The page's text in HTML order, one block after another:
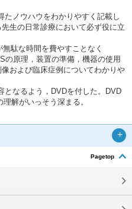
たノウハウをわかりやすく記載し
生の日常診療において必ず役に立
駄な時間を費やすことなく
の原理，装置の準備，機器の使用
および臨床症例についてわかりや
となるよう，DVDを付した。DVD
解がいっそう深まる。
Pagetop